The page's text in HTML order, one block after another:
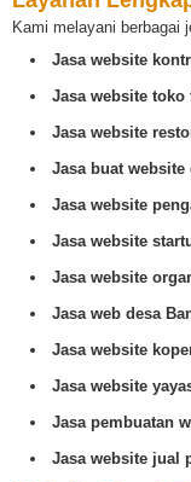
Kami melayani berbagai
Jasa website
Jasa website
Jasa website
Jasa buat
Jasa website
Jasa website
Jasa website
Jasa web desa
Jasa website
Jasa website
Jasa pembuatan
Jasa website jual